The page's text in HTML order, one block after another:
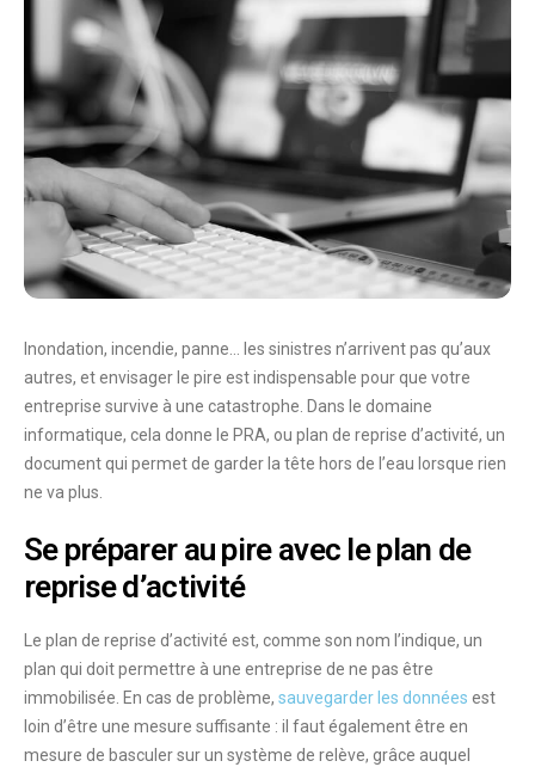
Inondation, incendie, panne… les sinistres n’arrivent pas qu’aux
autres, et envisager le pire est indispensable pour que votre
entreprise survive à une catastrophe . Dans le domaine
informatique, cela donne le PRA, ou plan de reprise d’activité, un
document qui permet de garder la tête hors de l’eau lorsque rien
ne va plus.
Se préparer au pire avec le plan de
reprise d’activité
Le plan de reprise d’activité est, comme son nom l’indique, un
plan qui doit permettre à une entreprise de ne pas être
immobilisée. En cas de problème, sauvegarder les données est
loin d’être une mesure suffisante : il faut également être en
mesure de basculer sur un système de relève, grâce auquel